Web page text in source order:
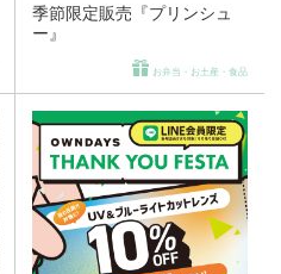
季節限定販売『プリンシュ
ー』
お弁当・お土産・食品